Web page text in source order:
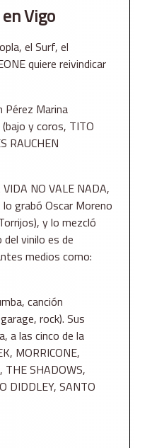
Vigo
el Surf, el
quiere reivindicar
Pérez Marina
(bajo y coros, TITO
RAUCHEN
NO VALE NADA,
lo grabó Oscar Moreno
y lo mezcló
vinilo es de
medios como:
canción
rock). Sus
a las cinco de la
MORRICONE,
THE SHADOWS,
DIDDLEY, SANTO